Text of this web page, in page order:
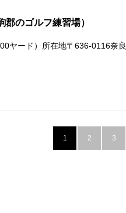
のゴルフ練習場）
ヤード）所在地〒636-0116奈良
1 2 3